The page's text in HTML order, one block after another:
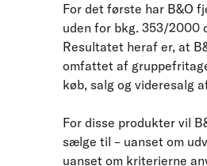
For det første har B&O
uden for bkg. 353/2000
Resultatet heraf er, at
omfattet af
køb, salg og videresalg
For disse produkter vil
sælge til – uanset om
uanset om kriterierne